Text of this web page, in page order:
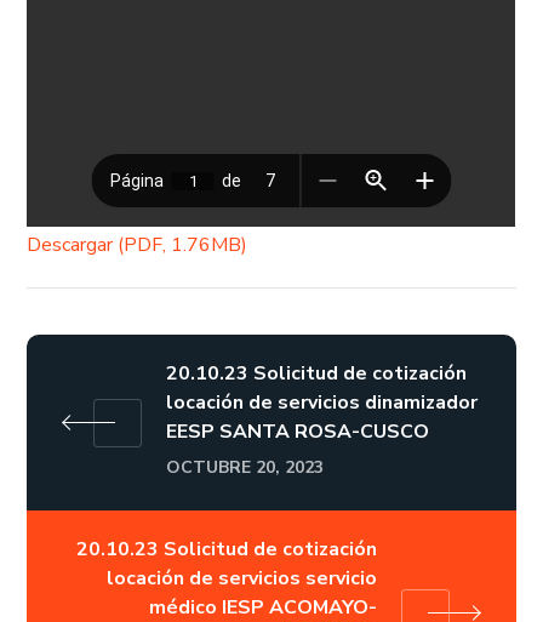
Descargar (PDF, 1.76MB)
20.10.23 Solicitud de cotización
locación de servicios dinamizador
EESP SANTA ROSA-CUSCO
OCTUBRE 20, 2023
20.10.23 Solicitud de cotización
locación de servicios servicio
médico IESP ACOMAYO-